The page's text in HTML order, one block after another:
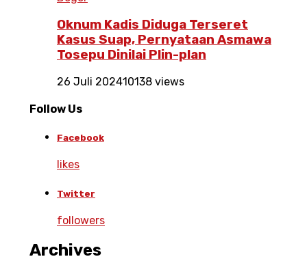
Oknum Kadis Diduga Terseret
Kasus Suap, Pernyataan Asmawa
Tosepu Dinilai Plin-plan
26 Juli 202410138 views
Follow Us
Facebook
likes
Twitter
followers
Archives